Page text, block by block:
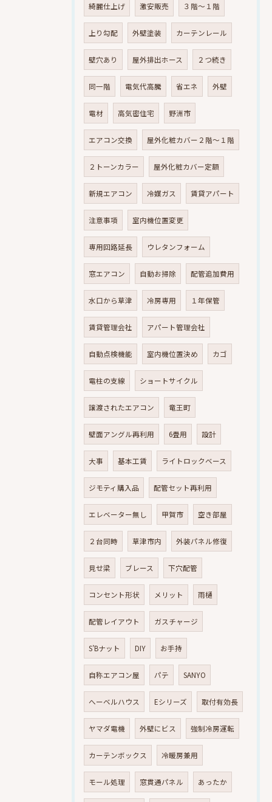
綺麗仕上げ 激安販売 ３階～１階
上り勾配 外壁塗装 カーテンレール
壁穴あり 屋外排出ホース ２つ続き
同一階 電気代高騰 省エネ 外壁
電材 高気密住宅 野洲市
エアコン交換 屋外化粧カバー２階～１階
２トーンカラー 屋外化粧カバー定額
新規エアコン 冷媒ガス 賃貸アパート
注意事項 室内機位置変更
専用回路延長 ウレタンフォーム
窓エアコン 自動お掃除 配管追加費用
水口から草津 冷房専用 １年保管
賃貸管理会社 アパート管理会社
自動点検機能 室内機位置決め カゴ
電柱の支線 ショートサイクル
譲渡されたエアコン 竜王町
壁面アングル再利用 6畳用 設計
大事 基本工賃 ライトロックベース
ジモティ購入品 配管セット再利用
エレベーター無し 甲賀市 空き部屋
２台同時 草津市内 外装パネル修復
見せ梁 ブレース 下穴配管
コンセント形状 メリット 雨樋
配管レイアウト ガスチャージ
S’Bナット DIY お手持
自称エアコン屋 パテ SANYO
へーベルハウス Eシリーズ 取付有効長
ヤマダ電機 外壁にビス 強制冷房運転
カーテンボックス 冷暖房兼用
モール処理 窓貫通パネル あったか